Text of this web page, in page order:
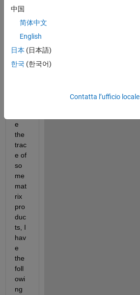
Hi
proj
ect
e
the
trac
e of
so
me
mat
rix
pro
duc
ts, I
hav
e
the
foll
owi
ng
中国
简体中文
English
日本 (日本語)
한국 (한국어)
Contatta l’ufficio locale